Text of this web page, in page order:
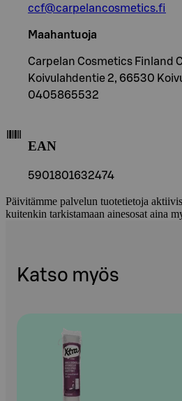
ccf@carpelancosmetics.fi
Maahantuoja
Carpelan Cosmetics Finland
Koivulahdentie 2, 66530
0405865532
EAN
5901801632474
Päivitämme palvelun tuotetietoja
kuitenkin tarkistamaan ainesosat aina
Katso myös